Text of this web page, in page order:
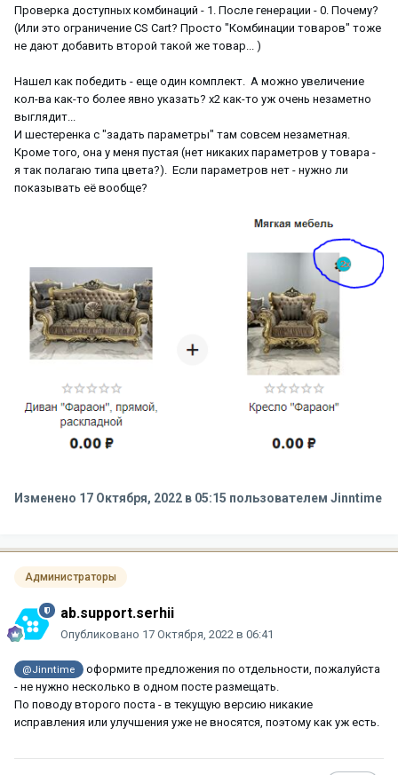
Проверка доступных комбинаций - 1. После генерации - 0. Почему?
(Или это ограничение CS Cart? Просто "Комбинации товаров" тоже
не дают добавить второй такой же товар... )
Нашел как победить - еще один комплект. А можно увеличение
кол-ва как-то более явно указать? x2 как-то уж очень незаметно
выглядит...
И шестеренка с "задать параметры" там совсем незаметная.
Кроме того, она у меня пустая (нет никаких параметров у товара -
я так полагаю типа цвета?). Если параметров нет - нужно ли
показывать её вообще?
Изменено 17 Октября, 2022 в 05:15 пользователем Jinntime
Администраторы
ab.support.serhii
Опубликовано 17 Октября, 2022 в 06:41
@Jinntime
оформите предложения по отдельности, пожалуйста
- не нужно несколько в одном посте размещать.
По поводу второго поста - в текущую версию никакие
исправления или улучшения уже не вносятся, поэтому как уж есть.